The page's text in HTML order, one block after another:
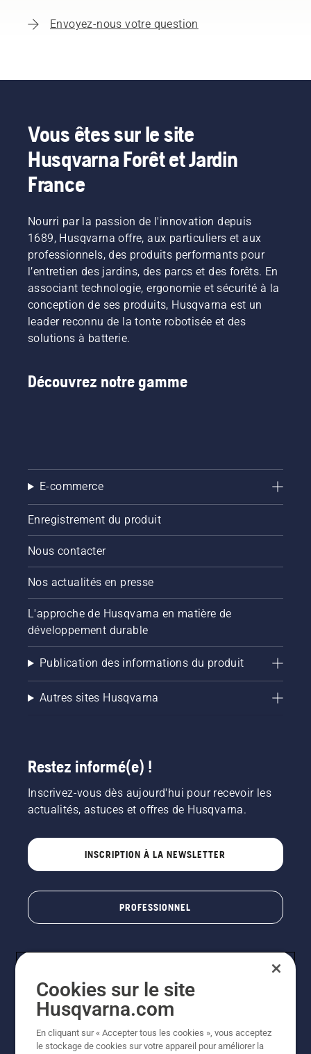
Envoyez-nous votre question
Vous êtes sur le site
Husqvarna Forêt et Jardin
France
Nourri par la passion de l'innovation depuis
1689, Husqvarna offre, aux particuliers et aux
professionnels, des produits performants pour
l’entretien des jardins, des parcs et des forêts. En
associant technologie, ergonomie et sécurité à la
conception de ses produits, Husqvarna est un
leader reconnu de la tonte robotisée et des
solutions à batterie.
Découvrez notre gamme
E-commerce
Enregistrement du produit
Nous contacter
Nos actualités en presse
L'approche de Husqvarna en matière de
développement durable
Publication des informations du produit
Autres sites Husqvarna
Restez informé(e) !
Inscrivez-vous dès aujourd'hui pour recevoir les
actualités, astuces et offres de Husqvarna.
INSCRIPTION À LA NEWSLETTER
PROFESSIONNEL
Cookies sur le site
Husqvarna.com
En cliquant sur « Accepter tous les cookies », vous acceptez
le stockage de cookies sur votre appareil pour améliorer la